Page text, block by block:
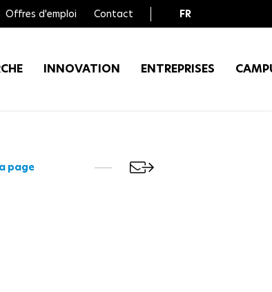
Offres d'emploi Contact FR
INNOVATION ENTREPRISES
page